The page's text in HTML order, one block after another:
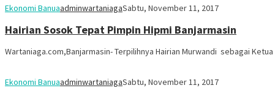
Ekonomi BanuaadminwartaniagaSabtu, November 11, 2017
Hairian Sosok Tepat Pimpin Hipmi Banjarmasin
Wartaniaga.com,Banjarmasin- Terpilihnya Hairian Murwandi sebagai
Ekonomi BanuaadminwartaniagaSabtu, November 11, 2017